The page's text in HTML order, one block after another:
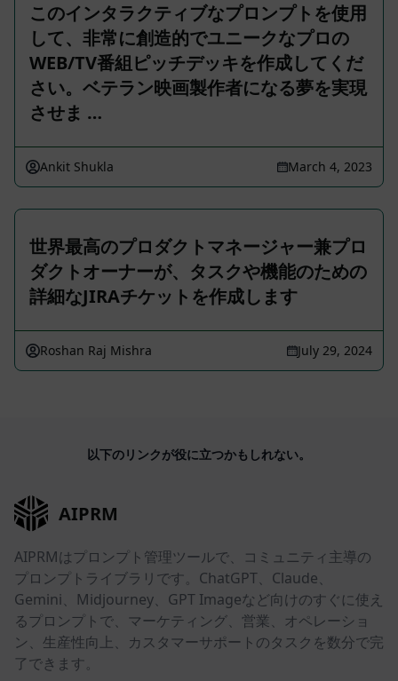
このインタラクティブなプロンプトを使用
して、非常に創造的でユニークなプロの
WEB/TV番組ピッチデッキを作成してくだ
さい。ベテラン映画製作者になる夢を実現
させま …
Ankit Shukla March 4, 2023
世界最高のプロダクトマネージャー兼プロ
ダクトオーナーが、タスクや機能のための
詳細なJIRAチケットを作成します
Roshan Raj Mishra July 29, 2024
以下のリンクが役に立つかもしれない。
AIPRM
AIPRMはプロンプト管理ツールで、コミュニティ主導の
プロンプトライブラリです。ChatGPT、Claude、
Gemini、Midjourney、GPT Imageなど向けのすぐに使え
るプロンプトで、マーケティング、営業、オペレーショ
ン、生産性向上、カスタマーサポートのタスクを数分で完
了できます。